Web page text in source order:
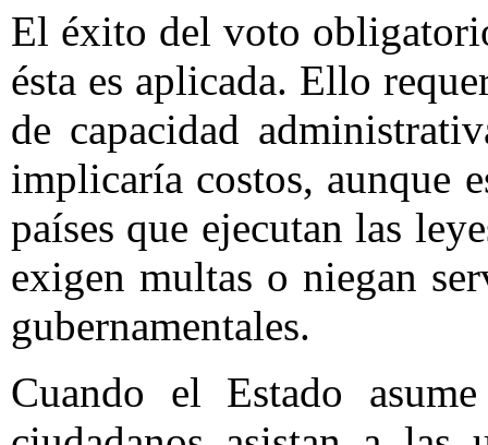
El éxito del voto
ésta es aplicada. Ello
de capacidad
implicaría costos, aunque
países que ejecutan las
exigen multas o niegan
gubernamentales.
Cuando el Estado